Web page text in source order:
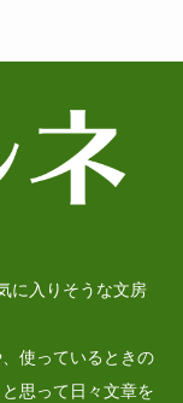
に入りそうな文房
使っているときの
思って日々文章を